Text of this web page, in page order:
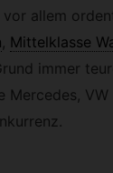
allem
, Mittelklasse
immer
Mercedes, VW